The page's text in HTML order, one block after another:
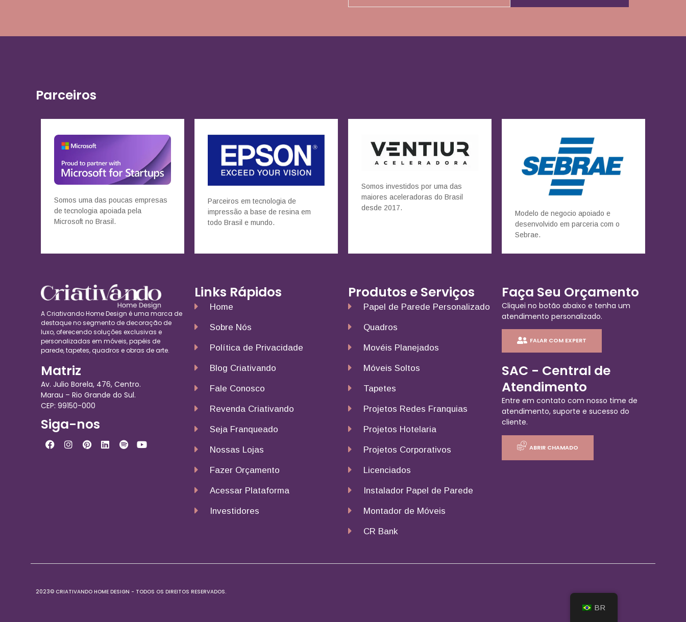
A Criativando Home Design é uma marca de
destaque no segmento de decoração de
luxo, oferecendo soluções exclusivas e
personalizadas em móveis, papéis de
parede, tapetes, quadros e obras de arte.
Matriz
Av. Julio Borela, 476, Centro.
Marau – Rio Grande do Sul.
CEP: 99150-000
Siga-nos
Links Rápidos
Home
Sobre Nós
Política de Privacidade
Blog Criativando
Fale Conosco
Revenda Criativando
Seja Franqueado
Nossas Lojas
Fazer Orçamento
Acessar Plataforma
Investidores
Produtos e Serviços
Papel de Parede Personalizado
Quadros
Movéis Planejados
Móveis Soltos
Tapetes
Projetos Redes Franquias
Projetos Hotelaria
Projetos Corporativos
Licenciados
Instalador Papel de Parede
Montador de Móveis
CR Bank
Faça Seu Orçamento
Cliquei no botão abaixo e tenha um
atendimento personalizado.
FALAR COM EXPERT
SAC - Central de
Atendimento
Entre em contato com nosso time de
atendimento, suporte e sucesso do
cliente.
ABRIR CHAMADO
Parceiros
Somos uma das poucas empresas
de tecnologia apoiada pela
Microsoft no Brasil.
Parceiros em tecnologia de
impressão a base de resina em
todo Brasil e mundo.
Somos investidos por uma das
maiores aceleradoras do Brasil
desde 2017.
Modelo de negocio apoiado e
desenvolvido em parceria com o
Sebrae.
2023© CRIATIVANDO HOME DESIGN - TODOS OS DIREITOS RESERVADOS.
BR